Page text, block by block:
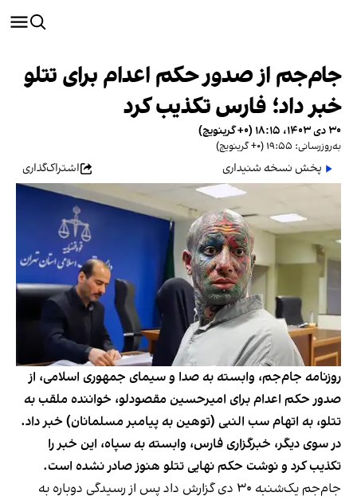
جام‌‌جم از صدور حکم اعدام برای تتلو
خبر داد؛ فارس تکذیب کرد
۳۰ دی ۱۴۰۳، ۱۸:۱۵ (‎+۰ گرینویچ)
به‌روزرسانی: ۱۹:۵۵ (‎+۰ گرینویچ)
پخش نسخه شنیداری اشتراک‌گذاری
روزنامه جام‌‌جم، وابسته به صدا و سیمای جمهوری‌ اسلامی، از
صدور حکم اعدام برای امیرحسین مقصودلو، خواننده ملقب به
تتلو، به اتهام سب‌ النبی (توهین به پیامبر مسلمانان) خبر داد.
در سوی دیگر، خبرگزاری فارس، وابسته به سپاه، این خبر را
تکذیب کرد و نوشت حکم نهایی تتلو هنوز صادر نشده است.
جام‌‌جم یک‌شنبه ۳۰ دی گزارش داد پس از رسیدگی دوباره به